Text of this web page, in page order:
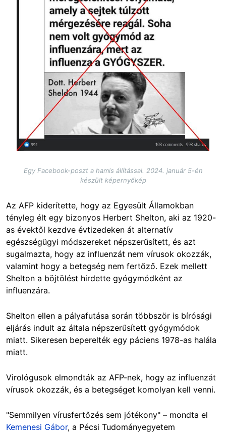
Egy Facebook-poszt a hamis állítással. 2024. január 5-én
készült képernyőkép
Az AFP kiderítette, hogy az Egyesült Államokban
tényleg élt egy bizonyos Herbert Shelton, aki az 1920-
as évektől kezdve évtizedeken át alternatív
egészségügyi módszereket népszerűsített, és azt
sugalmazta, hogy az influenzát nem vírusok okozzák,
valamint hogy a betegség nem fertőző. Ezek mellett
Shelton a böjtölést hirdette gyógymódként az
influenzára.
Shelton ellen a pályafutása során többször is bírósági
eljárás indult az általa népszerűsített gyógymódok
miatt. Sikeresen beperelték egy páciens 1978-as halála
miatt.
Virológusok elmondták az AFP-nek, hogy az influenzát
vírusok okozzák, és a betegséget komolyan kell venni.
"Semmilyen vírusfertőzés sem jótékony" – mondta el
Kemenesi Gábor, a Pécsi Tudományegyetem